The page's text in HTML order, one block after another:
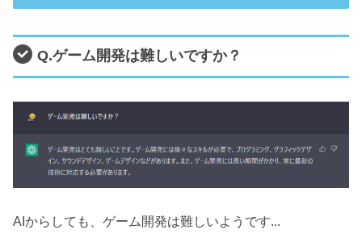
Q.ゲーム開発は難しいですか？
AIからしても、ゲーム開発は難しいようです...